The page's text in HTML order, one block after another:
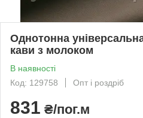
Однотонна
кави з молоком
В наявності
Код: 129758
Опт і роздріб
831 ₴/пог.м